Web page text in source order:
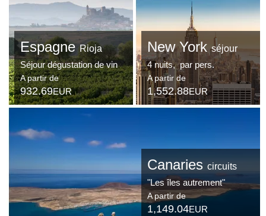
EspagneRioja
Séjour dégustation de vin
A partir de
932.69EUR
New York séjour
4 nuits, par pers.
A partir de
1,552.88EUR
Canaries circuits
"Les îles autrement"
A partir de
1,149.04EUR